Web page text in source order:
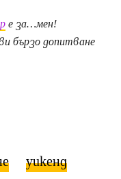
е за…мен!
бързо допитване
уикенд